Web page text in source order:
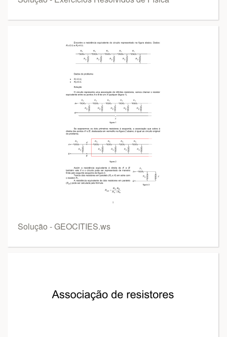
Solução - GEOCITIES.ws